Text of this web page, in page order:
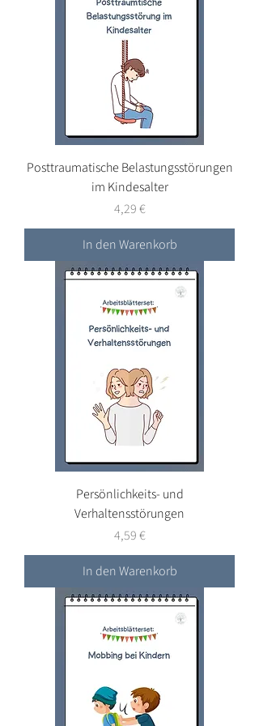
Posttraumatische Belastungsstörungen
im Kindesalter
Preis
4,29 €
In den Warenkorb
Persönlichkeits- und
Verhaltensstörungen
Preis
4,59 €
In den Warenkorb